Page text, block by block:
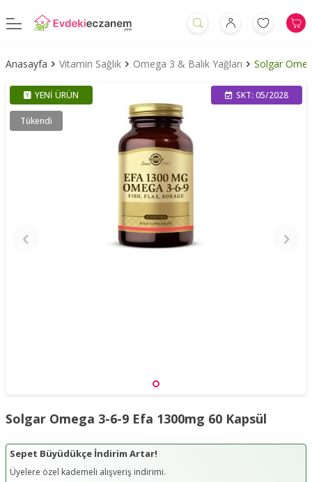
Anasayfa Vitamin Sağlık Omega 3 & Balık Yağları Solgar
YENI ÜRÜN
Tükendi
SKT: 05/2028
Solgar Omega 3-6-9 Efa 1300mg 60 Kapsül
Sepet Büyüdükçe İndirim Artar!
Üyelere özel kademeli alışveriş indirimi.